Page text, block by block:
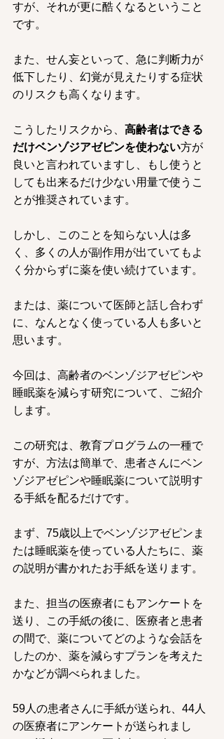
すが、それが更に酷くなるということ
です。
また、せん妄といって、急に判断力が
低下したり、幻覚が見えたりする症状
のリスクも高くなります。
こうしたリスクから、 高齢者はできる
だけベンゾジアゼピンを使わない方が
良いと言われていますし、もし使うと
しても出来るだけ少ない用量で使うこ
とが推奨されています。
しかし、このことを知らない人は多
く、多くの人が副作用が出ていてもよ
く分からずに薬を使い続けています。
または、薬について医師と話し合わず
に、なんとなく使っている人も多いと
思います。
今回は、高齢者のベンゾジアゼピンや
睡眠薬を減らす研究について、ご紹介
します。
この研究は、教育プログラムの一種で
すが、方法は簡単で、患者さんにベン
ゾジアゼピンや睡眠薬について説明す
る手紙を配るだけです。
まず、75歳以上でベンゾジアゼピンま
たは睡眠薬を使っている人たちに、薬
の説明が書かれたお手紙を送ります。
また、担当の医療者にもアンケートを
送り、この手紙の後に、医療者と患者
の間で、薬についてどのような会話を
したのか、薬を減らすプランを考えた
かなどが調べられました。
59人の患者さんに手紙が送られ、44人
の医療者にアンケートが送られまし